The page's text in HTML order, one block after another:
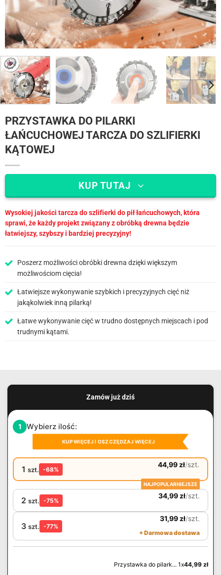
PRZYSTAWKA DO PILARKI
ŁAŃCUCHOWEJ TARCZA DO SZLIFIERKI
KĄTOWEJ
KUP TUTAJ
Wysokiej jakości tarcza do szlifierki do pił łańcuchowych, która
sprawi, że każdy projekt związany z obróbką drewna będzie
łatwiejszy, szybszy i bardziej precyzyjny!
Poszerz możliwości obróbki drewna dzięki większym
możliwościom cięcia!
Łatwiejsze wykonywanie szybkich i precyzyjnych cięć niż
jakąkolwiek inną pilarką!
Łatwe wykonywanie cięć w trudno dostępnych miejscach i pod
trudnymi kątami.
Zamów już dziś
1 Wybierz ilość:
KUP WIĘCEJ I OSZCZĘDZAJ WIĘCEJ
1 szt. -68%
44,99zł/szt.
NAJPOPULARNIEJSZE
2 szt. -75%
34,99zł/szt.
3 szt. -77%
31,99zł/szt.
+ Darmowa dostawa
Przystawka do pilark... 1x44,99 zł